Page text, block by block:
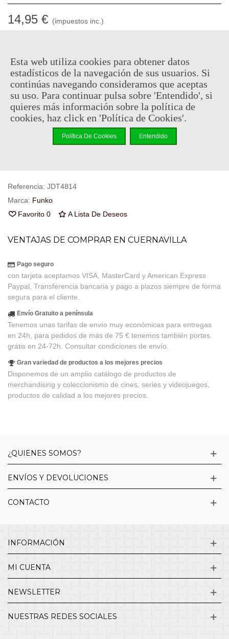
14,95 € (impuestos inc.)
-
Añadir Al Carrito
Código QR Compartir
Al comprar este producto puedes juntar hasta7puntos de
. Su cesta sera de7puntos de fidelidadque se puede
Referencia: JDT4814
Marca: Funko
Favorito 0 A Lista De Deseos
VENTAJAS DE COMPRAR EN CUERNAVILLA
Pago seguro
con tarjeta aceptamos VISA, MasterCard y American Express
Paypal, Transferencia bancaria y pago a plazos siempre de forma
segura para el cliente.
Envío Gratuito a península
Tenemos unas tarifas de envío muy económicas para entregas
en 24h, para pedidos de más de 75 € tenemos también portes
grátis en 24-72h. Consultar condiciones de envío.
Gran variedad de productos a los mejores precios
Disponemos de un amplio catálogo de productos de
merchandising y coleccionismo de cines, series y videojuegos,
productos de calidad a los mejores precios.
¿QUIENES SOMOS?
ENVÍOS Y DEVOLUCIONES
CONTACTO
INFORMACIÓN
MI CUENTA
NEWSLETTER
NUESTRAS REDES SOCIALES
Esta web utiliza cookies para obtener datos
estadísticos de la navegación de sus usuarios. Si
continúas navegando consideramos que aceptas
su uso. Para continuar pulsa sobre 'Entendido', si
quieres más información sobre la política de
cookies, haz click en 'Política de Cookies'.
Política De Cookies Entendido